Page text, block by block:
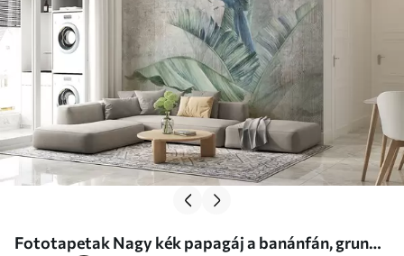
Fototapetak Nagy kék papagáj a banánfán, grunge